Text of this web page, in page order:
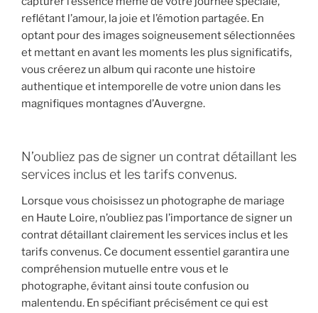
reflétant l’amour, la joie et l’émotion partagée. En
optant pour des images soigneusement sélectionnées
et mettant en avant les moments les plus significatifs,
vous créerez un album qui raconte une histoire
authentique et intemporelle de votre union dans les
magnifiques montagnes d’Auvergne.
N’oubliez pas de signer un contrat détaillant les
services inclus et les tarifs convenus.
Lorsque vous choisissez un photographe de mariage
en Haute Loire, n’oubliez pas l’importance de signer un
contrat détaillant clairement les services inclus et les
tarifs convenus. Ce document essentiel garantira une
compréhension mutuelle entre vous et le
photographe, évitant ainsi toute confusion ou
malentendu. En spécifiant précisément ce qui est